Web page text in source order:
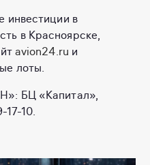
инвестиции в
в Красноярске,
avion24.ru и
лоты.
БЦ «Капитал»,
17-10.